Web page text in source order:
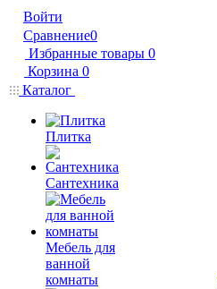
Войти
Сравнение0
Избранные товары 0
Корзина 0
Каталог
Плитка
Сантехника
Мебель для
ванной
комнаты